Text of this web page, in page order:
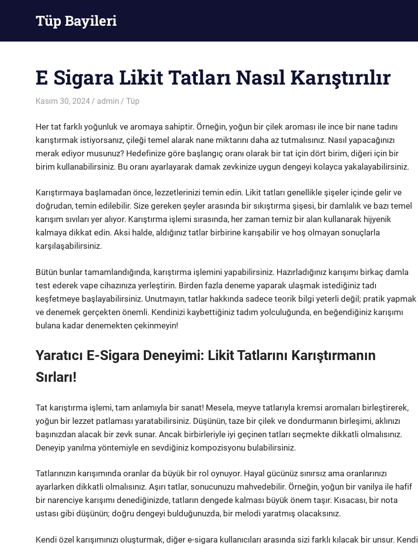
Tüp Bayileri
E Sigara Likit Tatları Nasıl Karıştırılır
Kasım 30, 2024 admin Tüp
Her tat farklı yoğunluk ve aromaya sahiptir. Örneğin, yoğun bir çilek aroması ile ince bir nane tadını
karıştırmak istiyorsanız, çileği temel alarak nane miktarını daha az tutmalısınız. Nasıl yapacağınızı
merak ediyor musunuz? Hedefinize göre başlangıç oranı olarak bir tat için dört birim, diğeri için bir
birim kullanabilirsiniz. Bu oranı ayarlayarak damak zevkinize uygun dengeyi kolayca yakalayabilirsiniz.
Karıştırmaya başlamadan önce, lezzetlerinizi temin edin. Likit tatları genellikle şişeler içinde gelir ve
doğrudan, temin edilebilir. Size gereken şeyler arasında bir sıkıştırma şişesi, bir damlalık ve bazı temel
karışım sıvıları yer alıyor. Karıştırma işlemi sırasında, her zaman temiz bir alan kullanarak hijyenik
kalmaya dikkat edin. Aksi halde, aldığınız tatlar birbirine karışabilir ve hoş olmayan sonuçlarla
karşılaşabilirsiniz.
Bütün bunlar tamamlandığında, karıştırma işlemini yapabilirsiniz. Hazırladığınız karışımı birkaç damla
test ederek vape cihazınıza yerleştirin. Birden fazla deneme yaparak ulaşmak istediğiniz tadı
keşfetmeye başlayabilirsiniz. Unutmayın, tatlar hakkında sadece teorik bilgi yeterli değil; pratik yapmak
ve denemek gerçekten önemli. Kendinizi kaybettiğiniz tadım yolculuğunda, en beğendiğiniz karışımı
bulana kadar denemekten çekinmeyin!
Yaratıcı E-Sigara Deneyimi: Likit Tatlarını Karıştırmanın
Sırları!
Tat karıştırma işlemi, tam anlamıyla bir sanat! Mesela, meyve tatlarıyla kremsi aromaları birleştirerek,
yoğun bir lezzet patlaması yaratabilirsiniz. Düşünün, taze bir çilek ve dondurmanın birleşimi, aklınızı
başınızdan alacak bir zevk sunar. Ancak birbirleriyle iyi geçinen tatları seçmekte dikkatli olmalısınız.
Deneyip yanılma yöntemiyle en sevdiğiniz kompozisyonu bulabilirsiniz.
Tatlarınızın karışımında oranlar da büyük bir rol oynuyor. Hayal gücünüz sınırsız ama oranlarınızı
ayarlarken dikkatli olmalısınız. Aşırı tatlar, sonucunuzu mahvedebilir. Örneğin, yoğun bir vanilya ile hafif
bir narenciye karışımı denediğinizde, tatların dengede kalması büyük önem taşır. Kısacası, bir nota
ustası gibi düşünün; doğru dengeyi bulduğunuzda, bir melodi yaratmış olacaksınız.
Kendi özel karışımınızı oluşturmak, diğer e-sigara kullanıcıları arasında sizi farklı kılacak bir unsur. Kendi